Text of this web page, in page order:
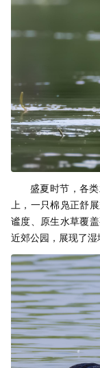
盛夏时节，各
上，一只棉凫正舒
谧度、原生水草覆
近郊公园，展现了湿